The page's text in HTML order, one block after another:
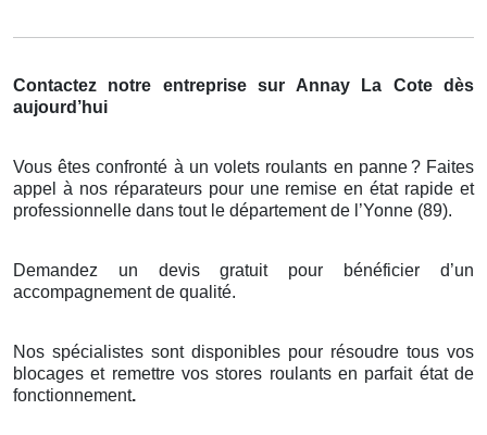
Contactez notre entreprise sur Annay La Cote dès
aujourd’hui
Vous êtes confronté à un volets roulants en panne? Faites
appel à nos réparateurs pour une remise enétat rapide et
professionnelle dans tout le département de l ’Yonne (89).
Demandez un devis gratuit pour bénéficier d’un
accompagnement de qualité.
Nos spécialistes sont disponibles pour résoudre tous vos
blocages et remettre vos stores roulants en parfait état de
fonctionnement.